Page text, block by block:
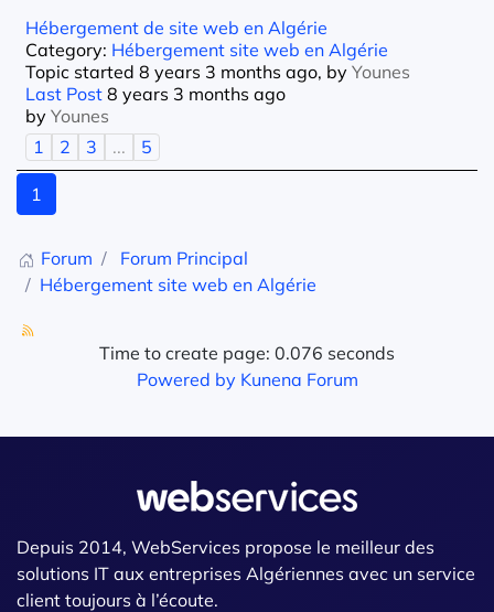
Hébergement de site web en Algérie
Category: Hébergement site web en Algérie
Topic started 8 years 3 months ago, by Younes
Last Post 8 years 3 months ago
by Younes
1
2 3 ... 5
1
Forum
Forum Principal
Hébergement site web en Algérie
Time to create page: 0.076 seconds
Powered by Kunena Forum
Depuis 2014, WebServices propose le meilleur des
solutions IT aux entreprises Algériennes avec un service
client toujours à l’écoute.